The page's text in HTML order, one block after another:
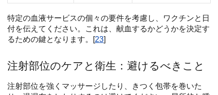
特定の血液サービスの個々の要件を考慮し、ワクチンと日
付を伝えてください。これは、献血するかどうかを決定す
るための鍵となります。[23]
注射部位のケアと衛生：避けるべきこと
注射部位を強くマッサージしたり、きつく包帯を巻いた